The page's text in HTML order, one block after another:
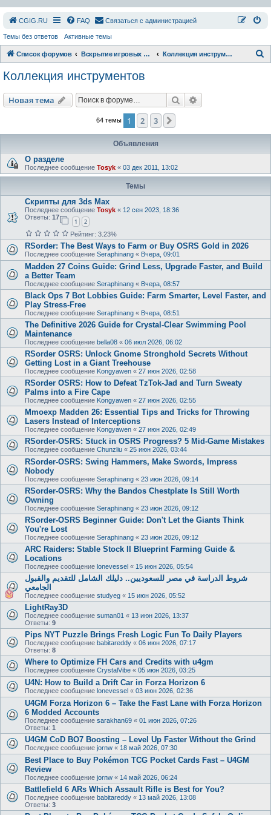
СGIG.RU FAQ Связаться с администрацией
Темы без ответов Активные темы
Список форумов Вскрытие игровых ресурсов Коллекция инструментов
Коллекция инструментов
Новая тема Поиск
64 темы 1 2 3
Объявления
О разделе
Последнее сообщение Tosyk « 03 дек 2011, 13:02
Темы
Скрипты для 3ds Max
Последнее сообщение Tosyk « 12 сен 2023, 18:36
Ответы: 17
1 2
Рейтинг: 3.23%
RSorder: The Best Ways to Farm or Buy OSRS Gold in 2026
Последнее сообщение Seraphinang « Вчера, 09:01
Madden 27 Coins Guide: Grind Less, Upgrade Faster, and Build
a Better Team
Последнее сообщение Seraphinang « Вчера, 08:57
Black Ops 7 Bot Lobbies Guide: Farm Smarter, Level Faster, and
Play Stress-Free
Последнее сообщение Seraphinang « Вчера, 08:51
The Definitive 2026 Guide for Crystal-Clear Swimming Pool
Maintenance
Последнее сообщение bella08 « 06 июл 2026, 06:02
RSorder OSRS: Unlock Gnome Stronghold Secrets Without
Getting Lost in a Giant Treehouse
Последнее сообщение Kongyawen « 27 июн 2026, 02:58
RSorder OSRS: How to Defeat TzTok-Jad and Turn Sweaty
Palms into a Fire Cape
Последнее сообщение Kongyawen « 27 июн 2026, 02:55
Mmoexp Madden 26: Essential Tips and Tricks for Throwing
Lasers Instead of Interceptions
Последнее сообщение Kongyawen « 27 июн 2026, 02:49
RSorder-OSRS: Stuck in OSRS Progress? 5 Mid-Game Mistakes
Последнее сообщение Chunzliu « 25 июн 2026, 03:44
RSorder-OSRS: Swing Hammers, Make Swords, Impress
Nobody
Последнее сообщение Seraphinang « 23 июн 2026, 09:14
RSorder-OSRS: Why the Bandos Chestplate Is Still Worth
Owning
Последнее сообщение Seraphinang « 23 июн 2026, 09:12
RSorder-OSRS Beginner Guide: Don't Let the Giants Think
You're Lost
Последнее сообщение Seraphinang « 23 июн 2026, 09:12
ARC Raiders: Stable Stock II Blueprint Farming Guide &
Locations
Последнее сообщение lonevessel « 15 июн 2026, 05:54
شروط الدراسة في مصر للسعوديين.. دليلك الشامل للتقديم والقبول
الجامعي
Последнее сообщение studyeg « 15 июн 2026, 05:52
LightRay3D
Последнее сообщение suman01 « 13 июн 2026, 13:37
Ответы: 9
Pips NYT Puzzle Brings Fresh Logic Fun To Daily Players
Последнее сообщение babitareddy « 06 июн 2026, 07:17
Ответы: 8
Where to Optimize FH Cars and Credits with u4gm
Последнее сообщение CrystalVibe « 05 июн 2026, 03:25
U4N: How to Build a Drift Car in Forza Horizon 6
Последнее сообщение lonevessel « 03 июн 2026, 02:36
U4GM Forza Horizon 6 – Take the Fast Lane with Forza Horizon
6 Modded Accounts
Последнее сообщение sarakhan69 « 01 июн 2026, 07:26
Ответы: 1
U4GM CoD BO7 Boosting – Level Up Faster Without the Grind
Последнее сообщение jornw « 18 май 2026, 07:30
Best Place to Buy Pokémon TCG Pocket Cards Fast – U4GM
Review
Последнее сообщение jornw « 14 май 2026, 06:24
Battlefield 6 ARs Which Assault Rifle is Best for You?
Последнее сообщение babitareddy « 13 май 2026, 13:08
Ответы: 3